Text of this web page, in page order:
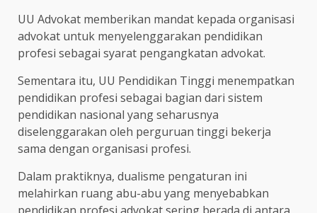
UU Advokat memberikan mandat kepada organisasi
advokat untuk menyelenggarakan pendidikan
profesi sebagai syarat pengangkatan advokat.
Sementara itu, UU Pendidikan Tinggi menempatkan
pendidikan profesi sebagai bagian dari sistem
pendidikan nasional yang seharusnya
diselenggarakan oleh perguruan tinggi bekerja
sama dengan organisasi profesi.
Dalam praktiknya, dualisme pengaturan ini
melahirkan ruang abu-abu yang menyebabkan
pendidikan profesi advokat sering berada di antara